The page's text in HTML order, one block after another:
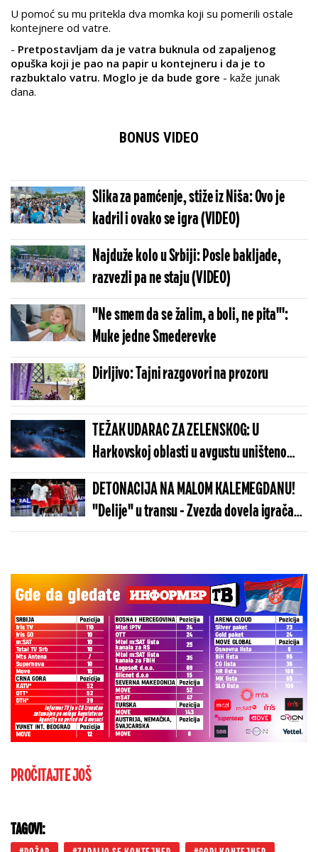
U pomoć su mu pritekla dva momka koji su pomerili ostale
kontejnere od vatre.
- Pretpostavljam da je vatra buknula od zapaljenog
opuška koji je pao na papir u kontejneru i da je to
razbuktalo vatru. Moglo je da bude gore - kaže junak
dana.
BONUS VIDEO
Slika za pamćenje, stiže iz Niša: Ovo je
kadril i ovako se igra (VIDEO)
Najduže kolo u Srbiji: Posle bakljade,
razvezli pa ne staju (VIDEO)
"Ne smem da se žalim, a boli, ne pita"':
Muke jedne Smederevke
Dirljivo: Tajni razgovori na prozoru
TEŽAK UDARAC ZA ZELENSKOG: U
Harkovskoj oblasti u avgustu uništeno
više od 100 „baba jaga“
DETONACIJA NA MALOM KALEMEGDANU!
"Delije" u transu - Zvezda dovela igrača
Real Madrida!
PROČITAJTE JOŠ
TAGOVI: